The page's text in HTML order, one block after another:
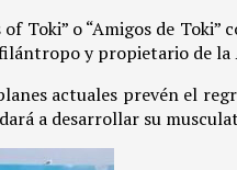
Toki” o “Amigos de
y propietario de la
actuales prevén el
a desarrollar su